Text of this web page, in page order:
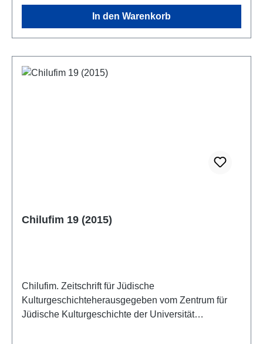
In den Warenkorb
Chilufim 19 (2015)
Chilufim. Zeitschrift für Jüdische
Kulturgeschichteherausgegeben vom Zentrum für
Jüdische Kulturgeschichte der Universität